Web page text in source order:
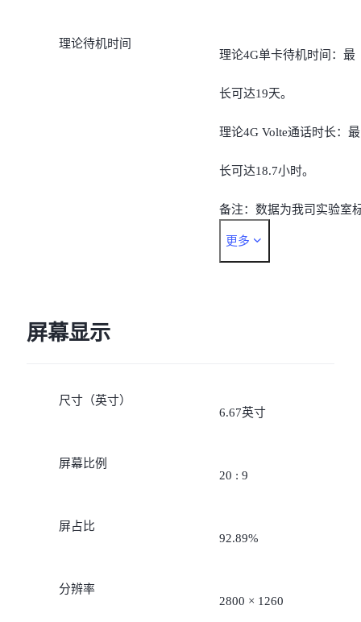
理论待机时间
理论4G单卡待机时间：最
长可达19天。
理论4G Volte通话时长：最
长可达18.7小时。
备注：数据为我司实验室
准环境下的测试结果，实
更多
屏幕显示
尺寸（英寸）
6.67英寸
屏幕比例
20 : 9
屏占比
92.89%
分辨率
2800 × 1260